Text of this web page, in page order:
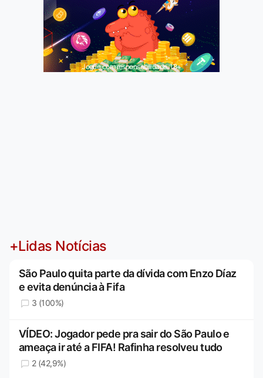
Jogue com responsabilidade. 18+
+Lidas Notícias
São Paulo quita parte da dívida com Enzo Díaz
e evita denúncia à Fifa
3 (100%)
VÍDEO: Jogador pede pra sair do São Paulo e
ameaça ir até a FIFA! Rafinha resolveu tudo
2 (42,9%)